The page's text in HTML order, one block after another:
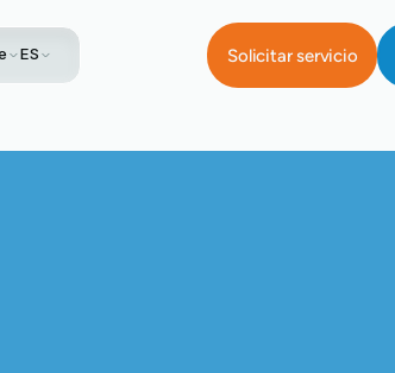
ES Solicitar servicio
Está Haciendo Sonidos De Clic Durante El